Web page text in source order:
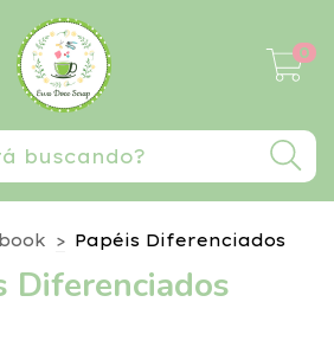
0
> Papéis Diferenciados
Diferenciados